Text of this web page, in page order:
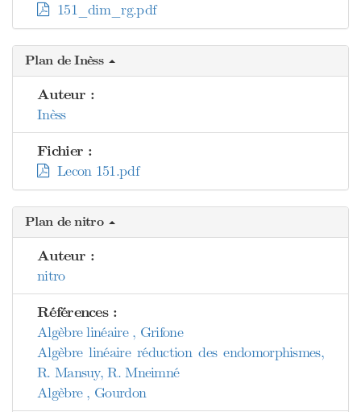
151_dim_rg.pdf
Plan de Inèss
Auteur :
Inèss
Fichier :
Lecon 151.pdf
Plan de nitro
Auteur :
nitro
Références :
Algèbre linéaire , Grifone
Algèbre linéaire réduction des endomorphismes,
R. Mansuy, R. Mneimné
Algèbre , Gourdon